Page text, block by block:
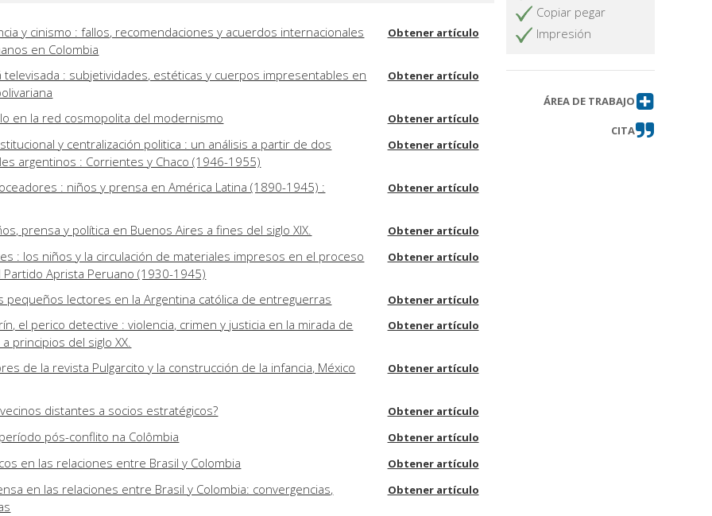
y cinismo : fallos, recomendaciones y acuerdos internacionales
en Colombia
Obtener artículo
televisada : subjetividades, estéticas y cuerpos impresentables en
Obtener artículo
en la red cosmopolita del modernismo Obtener artículo
y centralización politica : un análisis a partir de dos
argentinos : Corrientes y Chaco (1946-1955)
Obtener artículo
: niños y prensa en América Latina (1890-1945) :
Obtener artículo
prensa y política en Buenos Aires a fines del siglo XIX. Obtener artículo
: los niños y la circulación de materiales impresos en el proceso
Aprista Peruano (1930-1945)
Obtener artículo
pequeños lectores en la Argentina católica de entreguerras Obtener artículo
el perico detective : violencia, crimen y justicia en la mirada de
principios del siglo XX.
Obtener artículo
de la revista Pulgarcito y la construcción de la infancia, México
Obtener artículo
distantes a socios estratégicos? Obtener artículo
pós-conflito na Colômbia Obtener artículo
en las relaciones entre Brasil y Colombia Obtener artículo
en las relaciones entre Brasil y Colombia: convergencias,
Obtener artículo
Copiar pegar
Impresión
ÁREA DE TRABAJO
CITA